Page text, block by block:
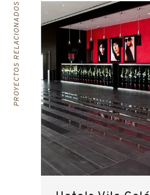
PROYECTOS RELACIONADOS